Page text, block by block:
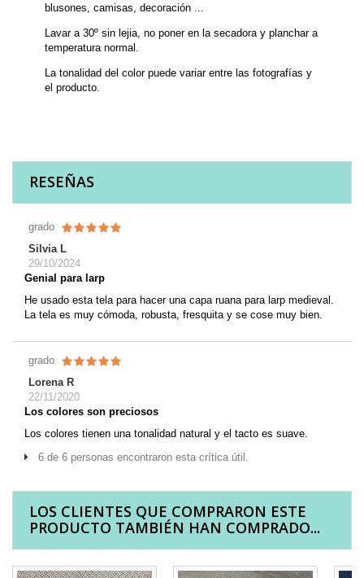
blusones, camisas, decoración ...
Lavar a 30º sin lejia, no poner en la secadora y planchar a
temperatura normal.
La tonalidad del color puede variar entre las fotografías y
el producto.
RESEÑAS
grado
Silvia L
29/10/2024
Genial para larp
He usado esta tela para hacer una capa ruana para larp medieval.
La tela es muy cómoda, robusta, fresquita y se cose muy bien.
grado
Lorena R
22/11/2020
Los colores son preciosos
Los colores tienen una tonalidad natural y el tacto es suave.
6 de 6 personas encontraron esta crítica útil.
LOS CLIENTES QUE COMPRARON ESTE
PRODUCTO TAMBIÉN HAN COMPRADO...